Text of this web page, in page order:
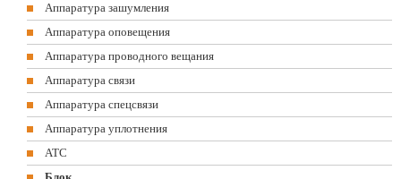
Аппаратура зашумления
Аппаратура оповещения
Аппаратура проводного вещания
Аппаратура связи
Аппаратура спецсвязи
Аппаратура уплотнения
АТС